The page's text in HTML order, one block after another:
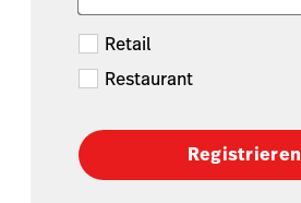
Retail
Restaurant
Registrieren